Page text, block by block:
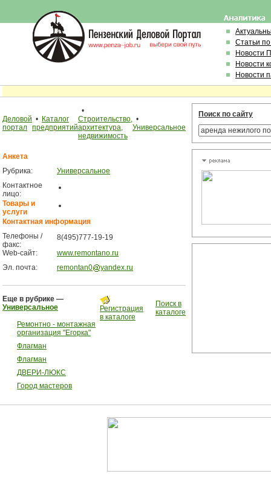
Статьи
Новости
Новости
Новости
Деловой
портал
• Каталог
предприятий
•
Строительство,
архитектура,
недвижимость
•
Универсальное
Анкета
Рубрика:
Универсальное
Контактное
лицо:
Товары и
услуги
Контактная информация
Телефоны /
факс:
8(495)777-19-19
Web-сайт:
www.remontano.ru
Эл. почта:
remontan0 yandex.ru
Еще в рубрике —
Универсальное
Ремонтно - монтажная
организация "Егорка"
Флагман
Флагман
ДВЕРИ-ЛЮКС
Город мастеров
Регистрация
в каталоге
Поиск в
каталоге
Поиск по сайту